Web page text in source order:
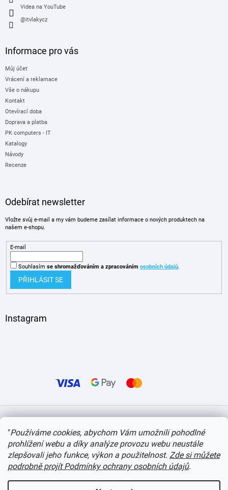
"Používáme cookies, abychom Vám umožnili pohodlné
prohlížení webu a díky analýze provozu webu neustále
zlepšovali jeho funkce, výkon a použitelnost. Zde si můžete
podrobně projít Podmínky ochrany osobních údajů.
Videa na YouTube
@itvlakycz
Informace pro vás
Můj účet
Vrácení a reklamace
Vše o nákupu
Kontakt
Otevírací doba
Doprava a platba
PK computers - IT
Katalogy
Návody
Recenze
Odebírat newsletter
Vložte svůj e-mail a my vám budeme zasílat informace o nových produktech na
našem e-shopu.
E-mail
Souhlasím se shromažďováním a zpracováním osobních údajů.
PŘIHLÁSIT SE
Instagram
Copyright 2026 itvlaky.cz . Všechna práva vyhrazena. Upravit nastavení cookies